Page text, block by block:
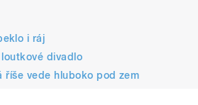
i ráj
divadlo
říše vede hluboko pod zem